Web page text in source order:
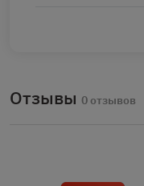
Отзывы 0 отзывов